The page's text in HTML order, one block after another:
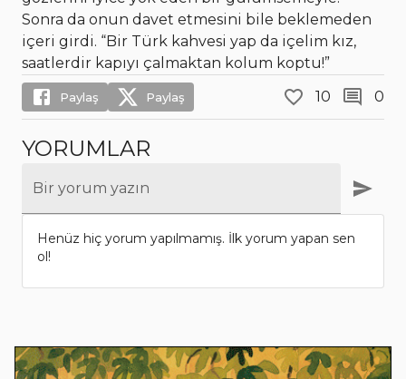
Sonra da onun davet etmesini bile beklemeden
içeri girdi. “Bir Türk kahvesi yap da içelim kız,
saatlerdir kapıyı çalmaktan kolum koptu!”
Paylaş Paylaş 10 0
YORUMLAR
Bir yorum yazın
Henüz hiç yorum yapılmamış. İlk yorum yapan sen
ol!